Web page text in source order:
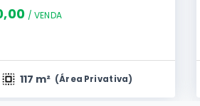
/ VENDA
117 m² (Área Privativa)